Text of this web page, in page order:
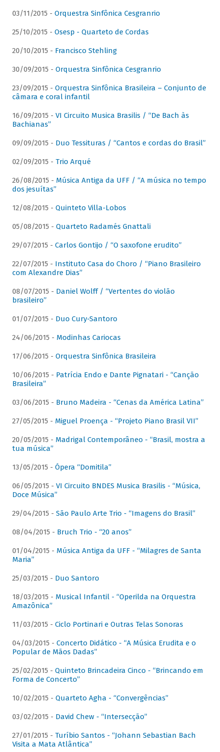
03/11/2015 - Orquestra Sinfônica Cesgranrio
25/10/2015 - Osesp - Quarteto de Cordas
20/10/2015 - Francisco Stehling
30/09/2015 - Orquestra Sinfônica Cesgranrio
23/09/2015 - Orquestra Sinfônica Brasileira – Conjunto de
câmara e coral infantil
16/09/2015 - VI Circuito Musica Brasilis / “De Bach às
Bachianas”
09/09/2015 - Duo Tessituras / “Cantos e cordas do Brasil”
02/09/2015 - Trio Arqué
26/08/2015 - Música Antiga da UFF / “A música no tempo
dos jesuítas”
12/08/2015 - Quinteto Villa-Lobos
05/08/2015 - Quarteto Radamés Gnattali
29/07/2015 - Carlos Gontijo / “O saxofone erudito”
22/07/2015 - Instituto Casa do Choro / “Piano Brasileiro
com Alexandre Dias”
08/07/2015 - Daniel Wolff / “Vertentes do violão
brasileiro”
01/07/2015 - Duo Cury-Santoro
24/06/2015 - Modinhas Cariocas
17/06/2015 - Orquestra Sinfônica Brasileira
10/06/2015 - Patrícia Endo e Dante Pignatari - “Canção
Brasileira”
03/06/2015 - Bruno Madeira - “Cenas da América Latina”
27/05/2015 - Miguel Proença - “Projeto Piano Brasil VII”
20/05/2015 - Madrigal Contemporâneo - “Brasil, mostra a
tua música”
13/05/2015 - Ópera “Domitila”
06/05/2015 - VI Circuito BNDES Musica Brasilis - “Música,
Doce Música”
29/04/2015 - São Paulo Arte Trio - “Imagens do Brasil”
08/04/2015 - Bruch Trio - “20 anos”
01/04/2015 - Música Antiga da UFF - “Milagres de Santa
Maria”
25/03/2015 - Duo Santoro
18/03/2015 - Musical Infantil - “Operilda na Orquestra
Amazônica”
11/03/2015 - Ciclo Portinari e Outras Telas Sonoras
04/03/2015 - Concerto Didático - “A Música Erudita e o
Popular de Mãos Dadas”
25/02/2015 - Quinteto Brincadeira Cinco - “Brincando em
Forma de Concerto”
10/02/2015 - Quarteto Agha - “Convergências”
03/02/2015 - David Chew - “Intersecção”
27/01/2015 - Turíbio Santos - “Johann Sebastian Bach
Visita a Mata Atlântica”